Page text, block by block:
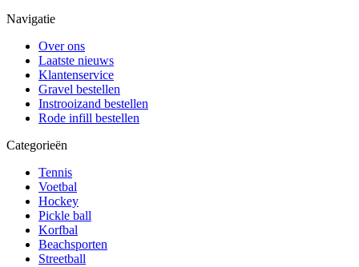
Navigatie
Over ons
Laatste nieuws
Klantenservice
Gravel bestellen
Instrooizand bestellen
Rode infill bestellen
Categorieën
Tennis
Voetbal
Hockey
Pickle ball
Korfbal
Beachsporten
Streetball